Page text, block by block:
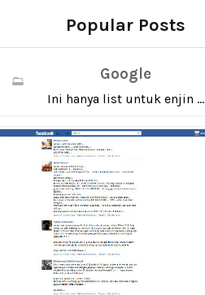
Popular Posts
Google
Ini hanya list untuk enjin ...